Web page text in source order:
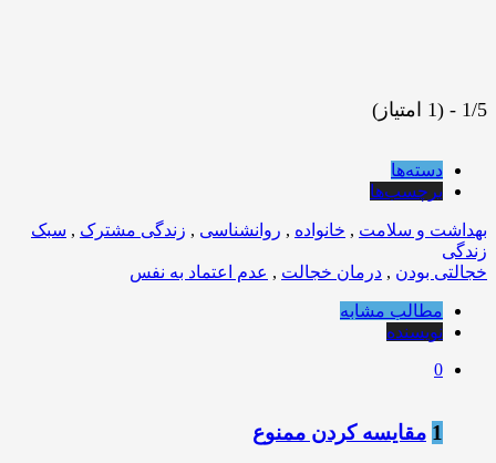
1/5 - (1 امتیاز)
دسته‌ها
برچسب‌ها
بهداشت و سلامت , خانواده , روانشناسی , زندگی مشترک , سبک
زندگی
خجالتی بودن , درمان خجالت , عدم اعتماد به نفس
مطالب مشابه
نویسنده
0
1 مقایسه کردن ممنوع